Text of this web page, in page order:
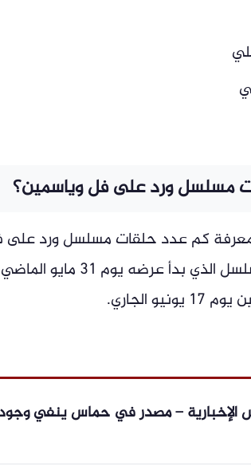
مسلسل ورد على فل وياسمين؟
كم عدد حلقات مسلسل ورد على
هو 15 حلقة.
الجاري.
– مصدر في حماس ينفي